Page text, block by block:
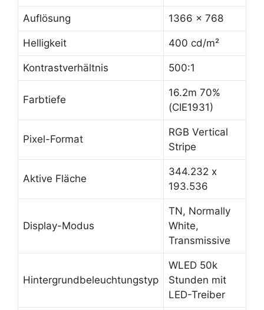
Auflösung 1366 x 768
Helligkeit 400 cd/m²
Kontrastverhältnis 500:1
Farbtiefe
16.2m 70%
(CIE1931)
Pixel-Format
RGB Vertical
Stripe
Aktive Fläche
344.232 x
193.536
Display-Modus
TN, Normally
White,
Transmissive
Hintergrundbeleuchtungstyp
WLED 50k
Stunden mit
LED-Treiber